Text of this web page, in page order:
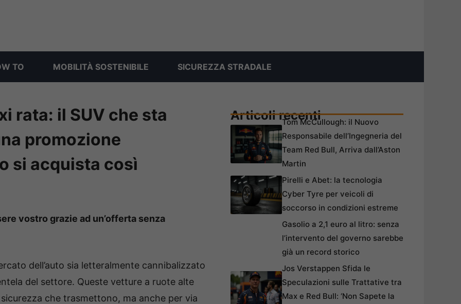
TO MOBILITÀ SOSTENIBILE SICUREZZA STRADALE
rata: il SUV che sta
promozione
si acquista così
vostro grazie ad un’offerta senza
dell’auto sia letteralmente cannibalizzato
del settore. Queste vetture a ruote alte
che trasmettono, ma anche per via
Articoli recentiTom McCullough: il Nuovo
Responsabile dell’Ingegneria del
Team Red Bull, Arriva dall’Aston
Martin
Pirelli e Abet: la tecnologia
Cyber Tyre per veicoli di
soccorso in condizioni estreme
Gasolio a 2,1 euro al litro: senza
l’intervento del governo sarebbe
già un record storico
Jos Verstappen Sfida le
Speculazioni sulle Trattative tra
Max e Red Bull: ‘Non Sapete la